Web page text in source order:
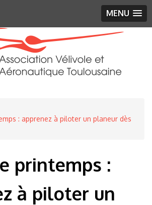
MENU
: apprenez à piloter un planeur dès
printemps :
à piloter un